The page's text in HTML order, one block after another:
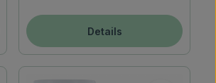
Details